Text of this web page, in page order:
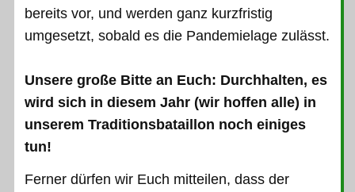
bereits vor, und werden ganz kurzfristig
umgesetzt, sobald es die Pandemielage zulässt.
Unsere große Bitte an Euch: Durchhalten, es
wird sich in diesem Jahr (wir hoffen alle) in
unserem Traditionsbataillon noch einiges
tun!
Ferner dürfen wir Euch mitteilen, dass der